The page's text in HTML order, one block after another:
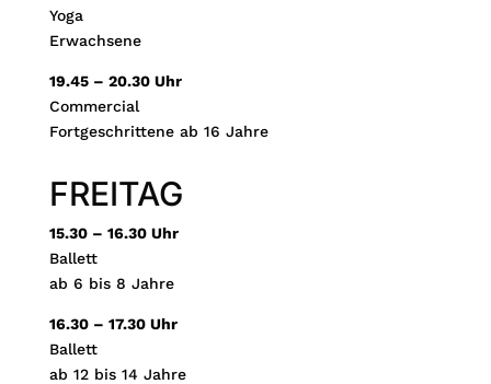
Yoga
Erwachsene
19.45 – 20.30 Uhr
Commercial
Fortgeschrittene ab 16 Jahre
FREITAG
15.30 – 16.30 Uhr
Ballett
ab 6 bis 8 Jahre
16.30 – 17.30 Uhr
Ballett
ab 12 bis 14 Jahre